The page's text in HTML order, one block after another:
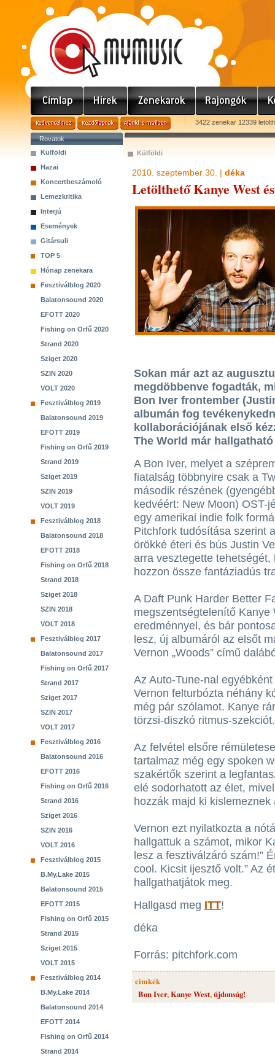
3422 zenekar 12339
Rovatok
Külföldi
Hazai
Koncertbeszámoló
Lemezkritika
Interjú
Események
Gitársuli
TOP 5
Hónap zenekara
Fesztiválblog 2020
Balatonsound 2020
EFOTT 2020
Fishing on Orfű 2020
Strand 2020
Sziget 2020
SZIN 2020
VOLT 2020
Fesztiválblog 2019
Balatonsound 2019
EFOTT 2019
Fishing on Orfű 2019
Strand 2019
Sziget 2019
SZIN 2019
VOLT 2019
Fesztiválblog 2018
Balatonsound 2018
EFOTT 2018
Fishing on Orfű 2018
Strand 2018
Sziget 2018
SZIN 2018
VOLT 2018
Fesztiválblog 2017
Balatonsound 2017
Fishing on Orfű 2017
Strand 2017
Sziget 2017
SZIN 2017
VOLT 2017
Fesztiválblog 2016
Balatonsound 2016
EFOTT 2016
Fishing on Orfű 2016
Strand 2016
Sziget 2016
SZIN 2016
VOLT 2016
Fesztiválblog 2015
B.My.Lake 2015
Balatonsound 2015
EFOTT 2015
Fishing on Orfű 2015
Strand 2015
Sziget 2015
VOLT 2015
Fesztiválblog 2014
B.My.Lake 2014
Balatonsound 2014
EFOTT 2014
Fishing on Orfű 2014
Strand 2014
Külföldi
2010. szeptember 30. | déka
Letölthető Kanye West
Sokan már azt az
megdöbbenve fogadták,
Bon Iver frontember
albumán fog
kollaborációjának első
The World már
A Bon Iver, melyet a
fiatalság többnyire csak a
második részének
kedvéért: New Moon) OST-
egy amerikai indie folk
Pitchfork tudósítása szerint
örökké éteri és bús Justin
arra vesztegette
hozzon össze fantáziadús
A Daft Punk Harder Better
megszentségtelenítő
eredménnyel, és bár
lesz, új albumáról az elsőt
Vernon „Woods” című
Az Auto-Tune-nal
Vernon felturbózta néhány
még pár szólamot. Kanye
törzsi-diszkó ritmus-szekciót.
Az felvétel elsőre
tartalmaz még egy spoken
szakértők szerint a
elé sodorhatott az élet,
hozzák majd ki kislemeznek
Vernon ezt nyilatkozta a
hallgattuk a számot, mikor
lesz a fesztiválzáró szám!”
cool. Kicsit ijesztő volt.” Az
hallgathatjátok meg.
Hallgasd meg ITT!
déka
Forrás: pitchfork.com
cimkék
Bon Iver,Kanye West,újdonság!